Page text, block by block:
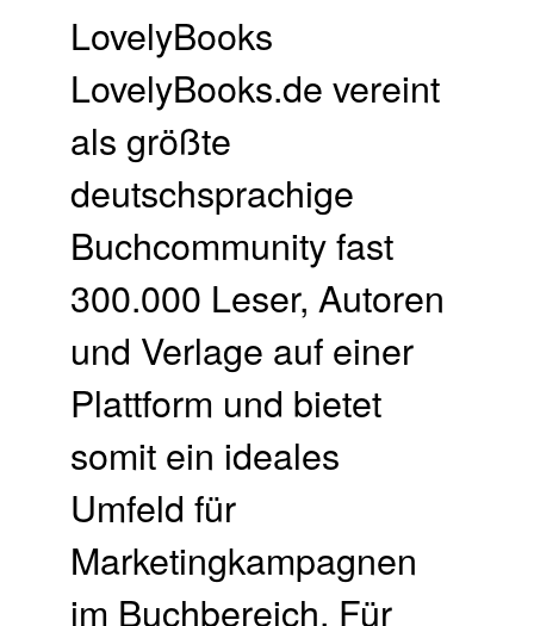
LovelyBooks.de vereint
als größte
deutschsprachige
Buchcommunity fast
300.000 Leser, Autoren
und Verlage auf einer
Plattform und bietet
somit ein ideales
Umfeld für
Marketingkampagnen
im Buchbereich. Für